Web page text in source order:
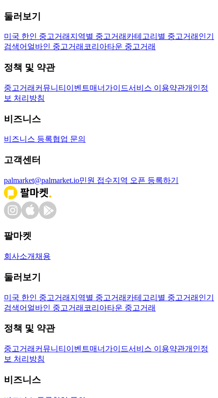
둘러보기
미국 한인 중고거래 지역별 중고거래 카테고리별 중고거래 인기
검색어 얼바인 중고거래 코리아타운 중고거래
정책 및 약관
중고거래 커뮤니티 이벤트매너가이드서비스 이용약관개인정
보 처리방침
비즈니스
비즈니스 등록협업 문의
고객센터
palmarket@palmarket.io민원 접수지역 오픈 등록하기
팔마켓
회사소개 채용
둘러보기
미국 한인 중고거래 지역별 중고거래 카테고리별 중고거래 인기
검색어 얼바인 중고거래 코리아타운 중고거래
정책 및 약관
중고거래 커뮤니티 이벤트매너가이드서비스 이용약관개인정
보 처리방침
비즈니스